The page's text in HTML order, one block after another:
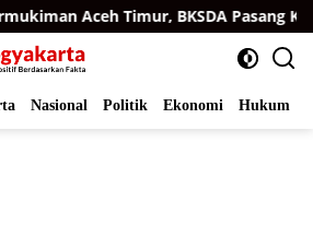
Aceh Timur, BKSDA Pasang
Nasional Politik Ekonomi Hukum